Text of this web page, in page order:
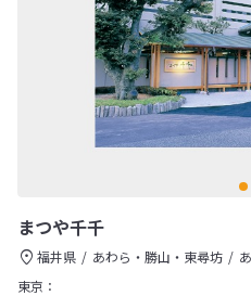
まつや千千
福井県 あわら・勝山・東尋坊
東京：